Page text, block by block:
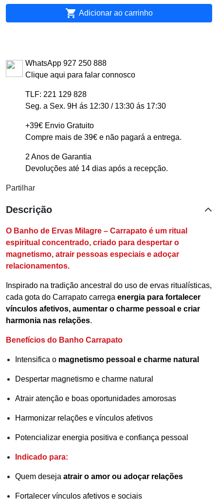
 Adicionar ao carrinho
WhatsApp 927 250 888
Clique aqui para falar connosco
TLF: 221 129 828
Seg. a Sex. 9H ás 12:30 / 13:30 ás 17:30
+39€ Envio Gratuito
Compre mais de 39€ e não pagará a entrega.
2 Anos de Garantia
Devoluções até 14 dias após a recepção.
Partilhar
Descrição
O Banho de Ervas Milagre – Carrapato é um ritual
espiritual concentrado, criado para despertar o
magnetismo, atrair pessoas especiais e adoçar
relacionamentos.
Inspirado na tradição ancestral do uso de ervas ritualísticas,
cada gota do Carrapato carrega energia para fortalecer
vínculos afetivos, aumentar o charme pessoal e criar
harmonia nas relações.
Benefícios do Banho Carrapato
Intensifica o magnetismo pessoal e charme natural
Despertar magnetismo e charme natural
Atrair atenção e boas oportunidades amorosas
Harmonizar relações e vínculos afetivos
Potencializar energia positiva e confiança pessoal
Indicado para:
Quem desejaatrair o amor ou adoçar relações
Fortalecer vínculos afetivos e sociais